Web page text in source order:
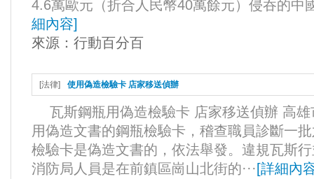
4.6萬歐元（折合人民幣40萬餘元）侵吞的中
細內容]
來源： 行動百分百
[法律] 使用偽造檢驗卡 店家移送偵辦
瓦斯鋼瓶用偽造檢驗卡 店家移送偵辦 高
用偽造文書的鋼瓶檢驗卡，稽查職員診斷一
檢驗卡是偽造文書的，依法舉發。違規瓦斯
消防局人員是在前鎮區崗山北街的··· [詳細內